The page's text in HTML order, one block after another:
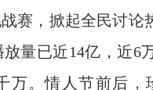
赛，掀起全民讨
量已近14亿，近6
万。情人节前后